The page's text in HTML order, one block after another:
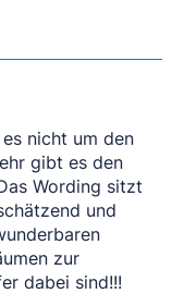
nicht um den
gibt es den
Wording sitzt
und
zur
dabei sind!!!